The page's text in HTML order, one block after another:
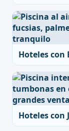
Hoteles con
Hoteles con